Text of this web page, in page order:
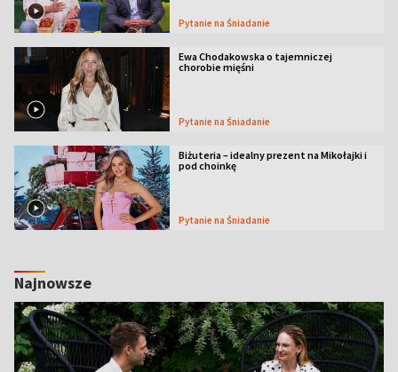
Pytanie na Śniadanie
Ewa Chodakowska o tajemniczej
chorobie mięśni
Pytanie na Śniadanie
Biżuteria – idealny prezent na Mikołajki i
pod choinkę
Pytanie na Śniadanie
Najnowsze